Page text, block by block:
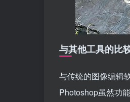
与其他工具的比
与传统的图像编辑
Photoshop虽然功